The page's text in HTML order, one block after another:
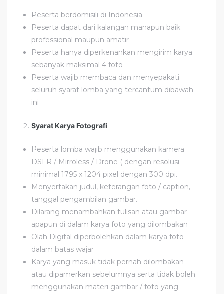
Peserta berdomisili di Indonesia
Peserta dapat dari kalangan manapun baik
professional maupun amatir
Peserta hanya diperkenankan mengirim karya
sebanyak maksimal 4 foto
Peserta wajib membaca dan menyepakati
seluruh syarat lomba yang tercantum dibawah
ini
Syarat Karya Fotografi
Peserta lomba wajib menggunakan kamera
DSLR / Mirroless / Drone ( dengan resolusi
minimal 1795 x 1204 pixel dengan 300 dpi.
Menyertakan judul, keterangan foto / caption,
tanggal pengambilan gambar.
Dilarang menambahkan tulisan atau gambar
apapun di dalam karya foto yang dilombakan
Olah Digital diperbolehkan dalam karya foto
dalam batas wajar
Karya yang masuk tidak pernah dilombakan
atau dipamerkan sebelumnya serta tidak boleh
menggunakan materi gambar / foto yang